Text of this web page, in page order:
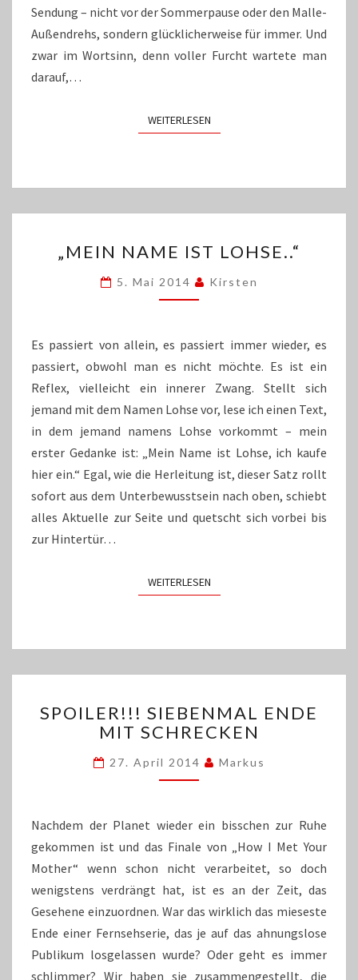
Sendung – nicht vor der Sommerpause oder den Malle-
Außendrehs, sondern glücklicherweise für immer. Und
zwar im Wortsinn, denn voller Furcht wartete man
darauf,…
WEITERLESENWEITERLESEN
NAME
LOHSE..“
„MEIN NAME IST LOHSE..“
5. Mai 2014 Kirsten
Es passiert von allein, es passiert immer wieder, es
passiert, obwohl man es nicht möchte. Es ist ein
Reflex, vielleicht ein innerer Zwang. Stellt sich
jemand mit dem Namen Lohse vor, lese ich einen Text,
in dem jemand namens Lohse vorkommt – mein
erster Gedanke ist: „Mein Name ist Lohse, ich kaufe
hier ein.“ Egal, wie die Herleitung ist, dieser Satz rollt
sofort aus dem Unterbewusstsein nach oben, schiebt
alles Aktuelle zur Seite und quetscht sich vorbei bis
zur Hintertür…
WEITERLESENWEITERLESEN
SIEBENMAL
ENDE
SCHRECKEN
SPOILER!!! SIEBENMAL ENDE
MIT SCHRECKEN
27. April 2014 Markus
Nachdem der Planet wieder ein bisschen zur Ruhe
gekommen ist und das Finale von „How I Met Your
Mother“ wenn schon nicht verarbeitet, so doch
wenigstens verdrängt hat, ist es an der Zeit, das
Gesehene einzuordnen. War das wirklich das mieseste
Ende einer Fernsehserie, das je auf das ahnungslose
Publikum losgelassen wurde? Oder geht es immer
schlimmer? Wir haben sie zusammengestellt, die